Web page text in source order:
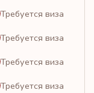
Требуется виза
Требуется виза
Требуется виза
Требуется виза